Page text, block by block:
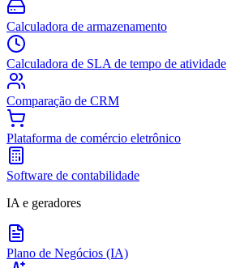
Calculadora de armazenamento
Calculadora de SLA de tempo de atividade
Comparação de CRM
Plataforma de comércio eletrônico
Software de contabilidade
IA e geradores
Plano de Negócios (IA)